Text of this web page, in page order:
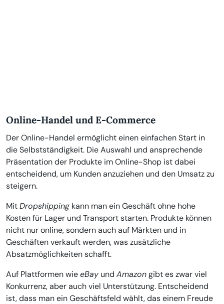
Online-Handel und E-Commerce
Der Online-Handel ermöglicht einen einfachen Start in
die Selbstständigkeit. Die Auswahl und ansprechende
Präsentation der Produkte im Online-Shop ist dabei
entscheidend, um Kunden anzuziehen und den Umsatz zu
steigern.
MitDropshipping kann man ein Geschäft ohne hohe
Kosten für Lager und Transport starten. Produkte können
nicht nur online, sondern auch auf Märkten und in
Geschäften verkauft werden, was zusätzliche
Absatzmöglichkeiten schafft.
Auf Plattformen wieeBay und Amazongibt es zwar viel
Konkurrenz, aber auch viel Unterstützung. Entscheidend
ist, dass man ein Geschäftsfeld wählt, das einem Freude